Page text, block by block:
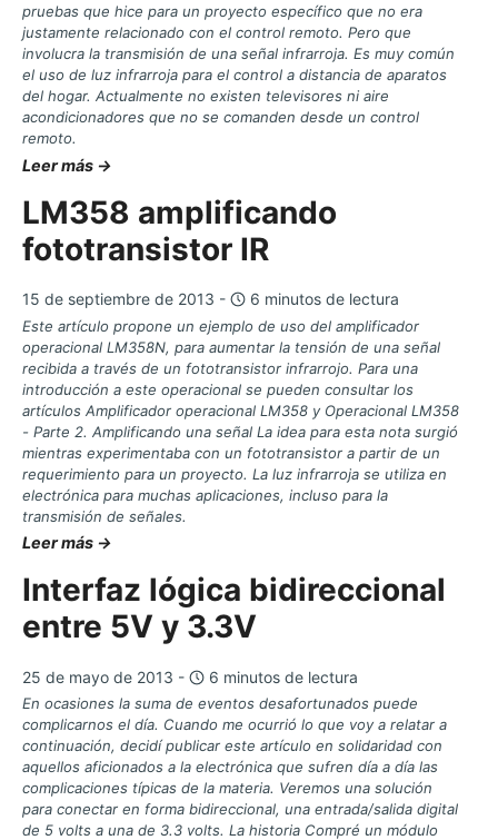
pruebas que hice para un proyecto específico que no era
justamente relacionado con el control remoto. Pero que
involucra la transmisión de una señal infrarroja. Es muy común
el uso de luz infrarroja para el control a distancia de aparatos
del hogar. Actualmente no existen televisores ni aire
acondicionadores que no se comanden desde un control
remoto.
Leer más →
LM358 amplificando
fototransistor IR
15 de septiembre de 2013 - 6 minutos de lectura
Este artículo propone un ejemplo de uso del amplificador
operacional LM358N, para aumentar la tensión de una señal
recibida a través de un fototransistor infrarrojo. Para una
introducción a este operacional se pueden consultar los
artículos Amplificador operacional LM358 y Operacional LM358
- Parte 2. Amplificando una señal La idea para esta nota surgió
mientras experimentaba con un fototransistor a partir de un
requerimiento para un proyecto. La luz infrarroja se utiliza en
electrónica para muchas aplicaciones, incluso para la
transmisión de señales.
Leer más →
Interfaz lógica bidireccional
entre 5V y 3.3V
25 de mayo de 2013 - 6 minutos de lectura
En ocasiones la suma de eventos desafortunados puede
complicarnos el día. Cuando me ocurrió lo que voy a relatar a
continuación, decidí publicar este artículo en solidaridad con
aquellos aficionados a la electrónica que sufren día a día las
complicaciones típicas de la materia. Veremos una solución
para conectar en forma bidireccional, una entrada/salida digital
de 5 volts a una de 3.3 volts. La historia Compré un módulo